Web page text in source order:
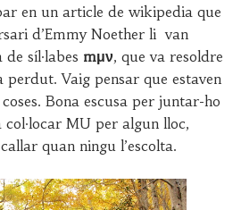
en un article de wikipedia que
d’Emmy Noether li van
síl·labes mμν, que va resoldre
perdut. Vaig pensar que estaven
Bona escusa per juntar-ho
MU per algun lloc,
quan ningu l’escolta.